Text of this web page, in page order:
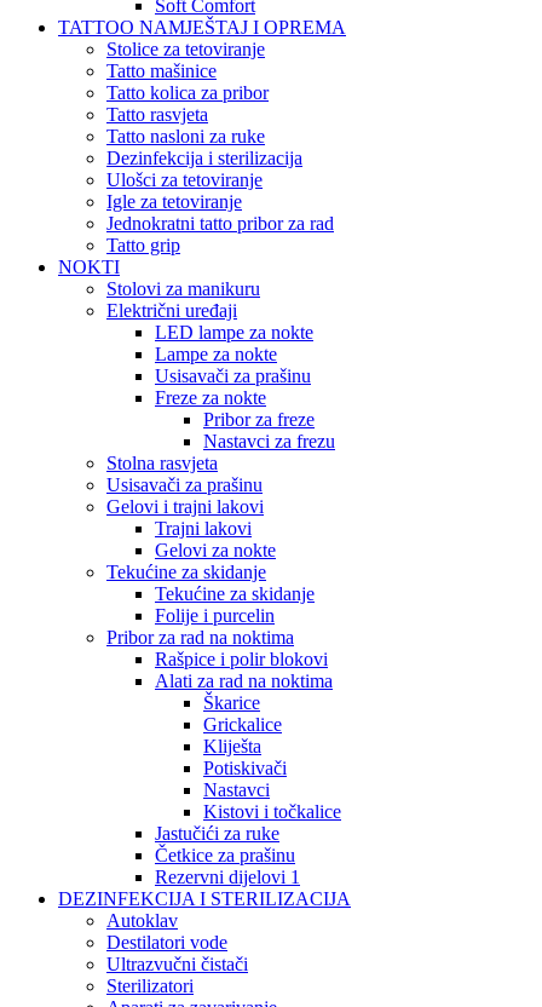
Soft Comfort
TATTOO NAMJEŠTAJ I OPREMA
Stolice za tetoviranje
Tatto mašinice
Tatto kolica za pribor
Tatto rasvjeta
Tatto nasloni za ruke
Dezinfekcija i sterilizacija
Ulošci za tetoviranje
Igle za tetoviranje
Jednokratni tatto pribor za rad
Tatto grip
NOKTI
Stolovi za manikuru
Električni uređaji
LED lampe za nokte
Lampe za nokte
Usisavači za prašinu
Freze za nokte
Pribor za freze
Nastavci za frezu
Stolna rasvjeta
Usisavači za prašinu
Gelovi i trajni lakovi
Trajni lakovi
Gelovi za nokte
Tekućine za skidanje
Tekućine za skidanje
Folije i purcelin
Pribor za rad na noktima
Rašpice i polir blokovi
Alati za rad na noktima
Škarice
Grickalice
Kliješta
Potiskivači
Nastavci
Kistovi i točkalice
Jastučići za ruke
Četkice za prašinu
Rezervni dijelovi 1
DEZINFEKCIJA I STERILIZACIJA
Autoklav
Destilatori vode
Ultrazvučni čistači
Sterilizatori